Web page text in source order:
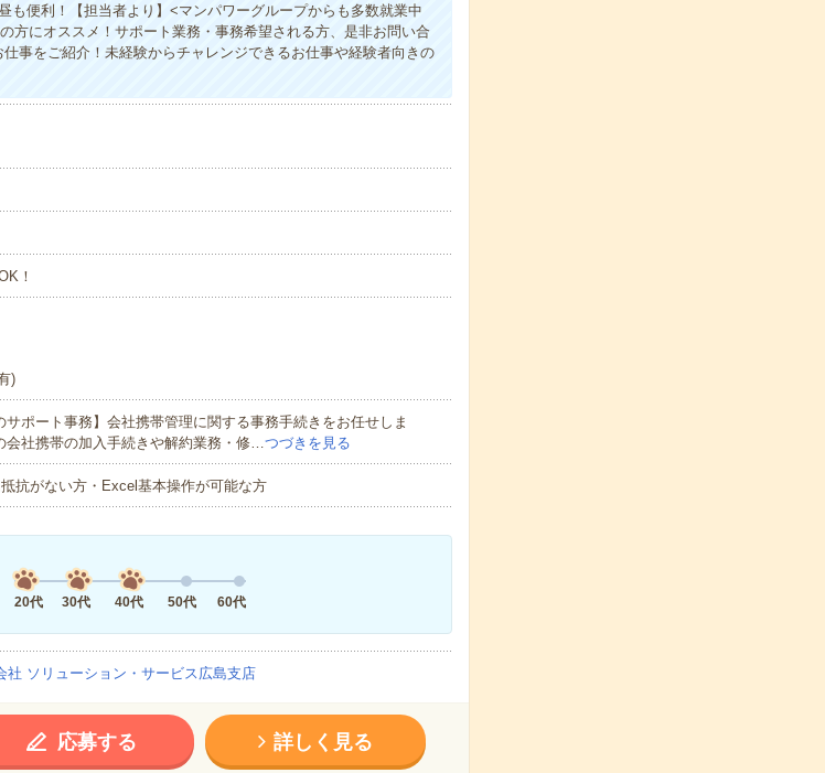
も便利！【担当者より】<マンパワーグループからも多数就業中
方にオススメ！サポート業務・事務希望される方、是非お問い合
事をご紹介！未経験からチャレンジできるお仕事や経験者向きの
！
)
サポート事務】会社携帯管理に関する事務手続きをお任せしま
会社携帯の加入手続きや解約業務・修…つづきを見る
抗がない方・Excel基本操作が可能な方
20代
30代 40代 50代 60代
社 ソリューション・サービス広島支店
応募する 詳しく見る